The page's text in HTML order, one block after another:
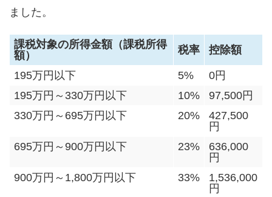
ました。
課税対象の所得金額（課税所得
額）
税率 控除額
195万円以下 5%
0円
195万円～330万円以下
10%
97,500円
330万円～695万円以下
20%
427,500
円
695万円～900万円以下
23%
636,000
円
900万円～1,800万円以下
33%
1,536,000
円